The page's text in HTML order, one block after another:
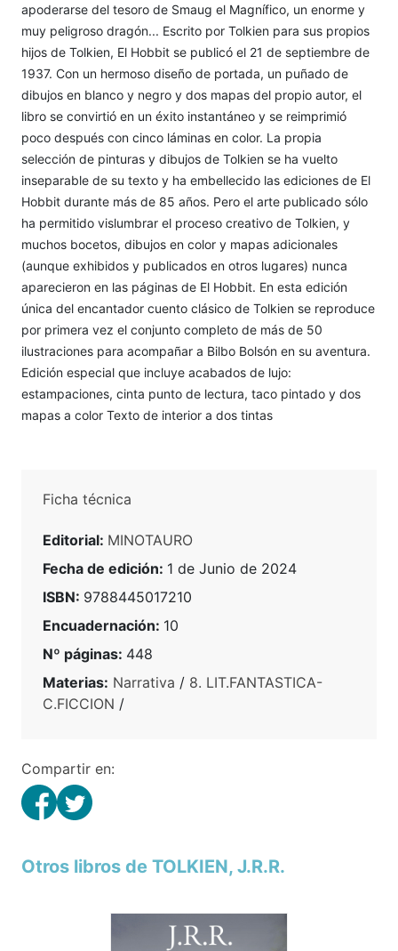
apoderarse del tesoro de Smaug el Magnífico, un enorme y
muy peligroso dragón... Escrito por Tolkien para sus propios
hijos de Tolkien, El Hobbit se publicó el 21 de septiembre de
1937. Con un hermoso diseño de portada, un puñado de
dibujos en blanco y negro y dos mapas del propio autor, el
libro se convirtió en un éxito instantáneo y se reimprimió
poco después con cinco láminas en color. La propia
selección de pinturas y dibujos de Tolkien se ha vuelto
inseparable de su texto y ha embellecido las ediciones de El
Hobbit durante más de 85 años. Pero el arte publicado sólo
ha permitido vislumbrar el proceso creativo de Tolkien, y
muchos bocetos, dibujos en color y mapas adicionales
(aunque exhibidos y publicados en otros lugares) nunca
aparecieron en las páginas de El Hobbit. En esta edición
única del encantador cuento clásico de Tolkien se reproduce
por primera vez el conjunto completo de más de 50
ilustraciones para acompañar a Bilbo Bolsón en su aventura.
Edición especial que incluye acabados de lujo:
estampaciones, cinta punto de lectura, taco pintado y dos
mapas a color Texto de interior a dos tintas
Ficha técnica
Editorial: MINOTAURO
Fecha de edición: 1 de Junio de 2024
ISBN: 9788445017210
Encuadernación: 10
Nº páginas: 448
Materias: Narrativa / 8. LIT.FANTASTICA-
C.FICCION /
Compartir en:
Otros libros de TOLKIEN, J.R.R.